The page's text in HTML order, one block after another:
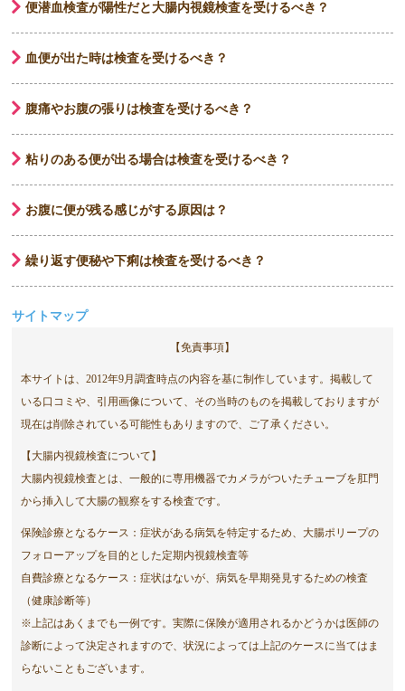
便潜血検査が陽性だと大腸内視鏡検査を受けるべき？
血便が出た時は検査を受けるべき？
腹痛やお腹の張りは検査を受けるべき？
粘りのある便が出る場合は検査を受けるべき？
お腹に便が残る感じがする原因は？
繰り返す便秘や下痢は検査を受けるべき？
サイトマップ
【免責事項】
本サイトは、2012年9月調査時点の内容を基に制作しています。掲載して
いる口コミや、引用画像について、その当時のものを掲載しておりますが
現在は削除されている可能性もありますので、ご了承ください。
【大腸内視鏡検査について】
大腸内視鏡検査とは、一般的に専用機器でカメラがついたチューブを肛門
から挿入して大腸の観察をする検査です。
保険診療となるケース：症状がある病気を特定するため、大腸ポリープの
フォローアップを目的とした定期内視鏡検査等
自費診療となるケース：症状はないが、病気を早期発見するための検査
（健康診断等）
※上記はあくまでも一例です。実際に保険が適用されるかどうかは医師の
診断によって決定されますので、状況によっては上記のケースに当てはま
らないこともございます。